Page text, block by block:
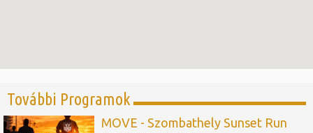
További Programok
MOVE - Szombathely Sunset Run